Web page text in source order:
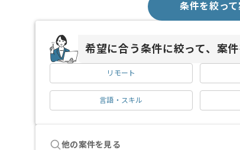
条件を絞っ
希望に合う条件に絞って、案
リモート
言語・スキル
他の案件を見る